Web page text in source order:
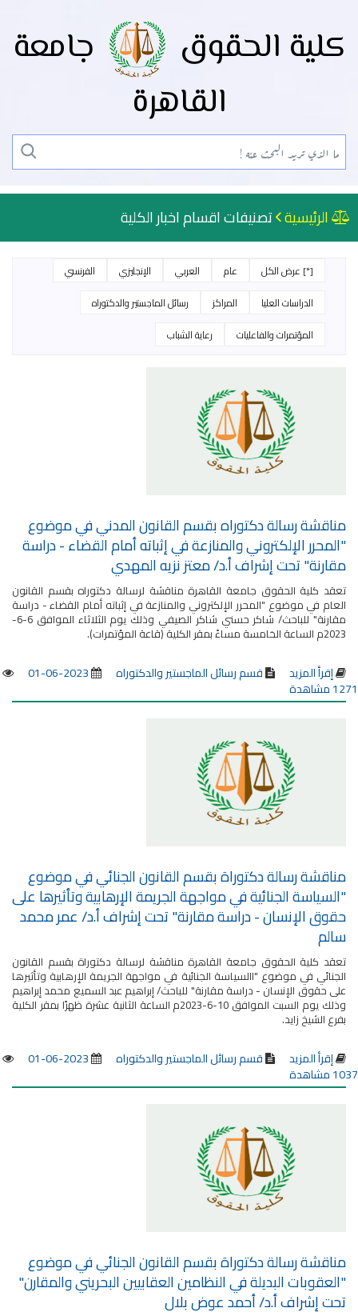
كلية الحقوق
جامعة
القاهرة
الرئيسية تصنيفات اقسام اخبار الكلية
[*] عرض الكل عام العربي الإنجليزي
الفرنسي
الدراسات العليا
المراكز
رسائل الماجستير والدكتوراه
المؤتمرات والفاعليات
رعاية الشباب
مناقشة رسالة دكتوراه بقسم القانون المدني في موضوع
"المحرر الإلكتروني والمنازعة في إثباته أمام القضاء - دراسة
مقارنة" تحت إشراف أ.د/ معتز نزيه المهدي
تعقد كلية الحقوق جامعة القاهرة مناقشة لرسالة دكتوراه بقسم القانون
العام في موضوع "المحرر الإلكتروني والمنازعة في إثباته أمام القضاء - دراسة
مقارنة" للباحث/ شاكر حسني شاكر الصيفي وذلك يوم الثلاثاء الموافق 6-6-
2023م الساعة الخامسة مساءً بمقر الكلية (قاعة المؤتمرات).
إقرأ المزيد قسم رسائل الماجستير والدكتوراه 2023-06-01
1271 مشاهدة
مناقشة رسالة دكتوراة بقسم القانون الجنائي في موضوع
"السياسة الجنائية في مواجهة الجريمة الإرهابية وتأثيرها على
حقوق الإنسان - دراسة مقارنة" تحت إشراف أ.د/ عمر محمد
سالم
تعقد كلية الحقوق جامعة القاهرة مناقشة لرسالة دكتوراة بقسم القانون
الجنائي في موضوع "االسياسة الجنائية في مواجهة الجريمة الإرهابية وتأثيرها
على حقوق الإنسان - دراسة مقارنة" للباحث/ إبراهيم عبد السميع محمد إبراهيم
وذلك يوم السبت الموافق 10-6-2023م الساعة الثانية عشرة ظهرًا بمقر الكلية
بفرع الشيخ زايد.
إقرأ المزيد قسم رسائل الماجستير والدكتوراه 2023-06-01
1037 مشاهدة
مناقشة رسالة دكتوراة بقسم القانون الجنائي في موضوع
"العقوبات البديلة في النظامين العقابيين البحريني والمقارن"
تحت إشراف أ.د/ أحمد عوض بلال